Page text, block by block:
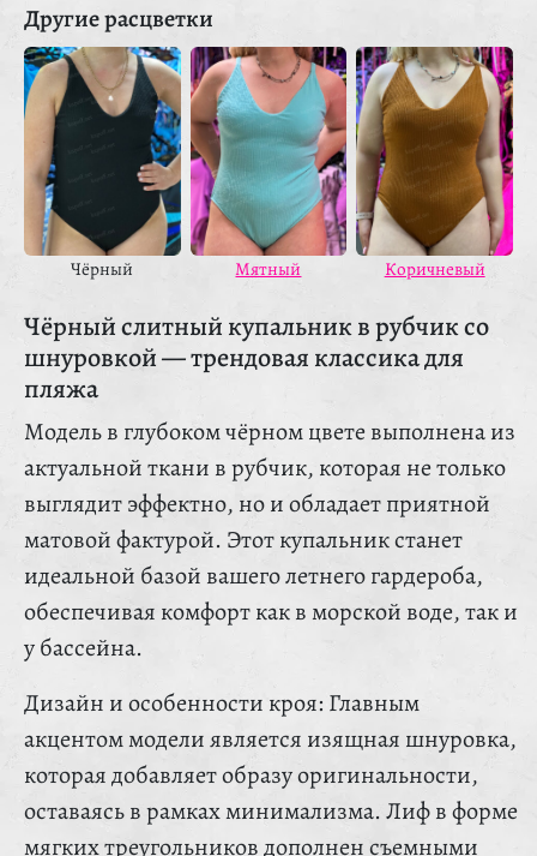
Другие расцветки
Чёрный Мятный Коричневый
Чёрный слитный купальник в рубчик со
шнуровкой — трендовая классика для
пляжа
Модель в глубоком чёрном цвете выполнена из
актуальной ткани в рубчик, которая не только
выглядит эффектно, но и обладает приятной
матовой фактурой. Этот купальник станет
идеальной базой вашего летнего гардероба,
обеспечивая комфорт как в морской воде, так и
у бассейна.
Дизайн и особенности кроя: Главным
акцентом модели является изящная шнуровка,
которая добавляет образу оригинальности,
оставаясь в рамках минимализма. Лиф в форме
мягких треугольников дополнен съемными